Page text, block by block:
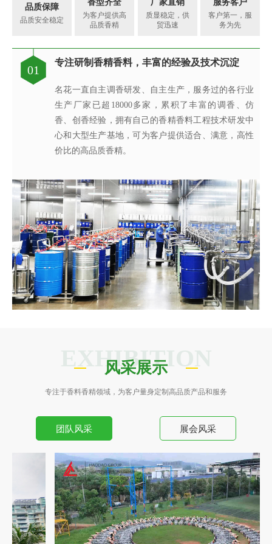
品质保障
品质安全稳定
香型齐全
为客户提供高
品质香精
厂家直销
质显稳定，供
贸迅速
服务客户
客户第一，服
务为先
01
专注研制香精香料，丰富的经验及技术沉淀
名花一直自主调香研发、自主生产，服务过的各行业
生产厂家已超18000多家，累积了丰富的调香、仿
香、创香经验，拥有自己的香精香料工程技术研发中
心和大型生产基地，可为客户提供适合、满意，高性
价比的高品质香精。
02
香精香料工程技术研究中心，可满足客户不同
名花凝聚了一支博士专家组成的创新团队，与国内多
所院校建立起产、学、研合作，获得发明专利19项，
承担有国家、省、市级科技创新项目5项，已建成广
东省香精香料工程技术研究中心。
03
每一味香皆是调香师对香味的极致追求
创香是建立在大量应用研究与体验感受，集科学与艺
术于一体的创造性活动。名花调香师感知生活的美
好，捕捉灵感的瞬间，感受香之魂与香之韵，研发创
造出令人愉悦的香精香料产品；同时在保证安全、稳
定、健康的条件下，每一味香皆是名花调香师对香味
04
针对客户的要求提供相应的香精应用服务
名花的应用及技术服务中心，汇聚了多位优秀的技术
工程师从事香精香料在各类产品中的开发应用，同
时，名花也积极参与客户的产品研究与开发过程，针
对客户的要求提供相应的香精应用服务，协助我们客
户的新品开发提供具有更高效率、更高质量的技术服
05
完善的质量管理体系、先进的检验设备
名花质量保证体系由多位工作严谨、经验丰富的检验
技术人员组成，基于高素质的质量管理团队、完善的
质量管理体系、先进的检验检测设备，我们从原料、
半成品到成品的全流程有效监控，确保了产品稳定性
和安全性。
06
专注研制香精香料，丰富的经验及技术沉淀
名花一直自主调香研发、自主生产，服务过的各行业
生产厂家已超18000多家，累积了丰富的调香、仿
香、创香经验，拥有自己的香精香料工程技术研发中
心和大型生产基地，可为客户提供适合、满意，高性
价比的高品质香精。
07
现代化高标准香精生产基地
名花斥巨资在广东省清远市建成新的高标准香精生产
基地，配置有先进的现代化香精生产线，目前年产量
达8000吨以上，为名花强大稳定的供货能力及远超出
同行业的交货速度奠定了坚实的基础，稳定持续地为
厂商提供高品质香精!
08
真心酿香味 芬芳传五洲
名花公司之所以能在业务上发展迅速，很大程度是我
们从客户的角度着想，不断满足客户对提高其产品质
量以及缩短交货期的需求，对于客户的紧急要求，公
司启动应急机制并发挥遍布全球88个销售服务网点的
专业高效优势，及时解决客户之急。
EXHIBITION
风采展示
专注于香料香精领域，为客户量身定制高品质产品和服务
团队风采 展会风采